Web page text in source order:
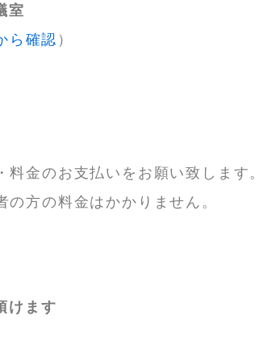
室
ら確認 ）
料金のお支払いをお願い致します
の方の料金はかかりません 。
けます